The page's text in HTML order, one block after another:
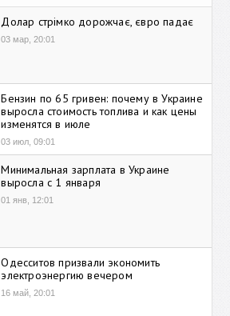
Долар стрімко дорожчає, євро падає
03 мар, 20:01
Бензин по 65 гривен: почему в Украине
выросла стоимость топлива и как цены
изменятся в июле
03 июл, 09:01
Минимальная зарплата в Украине
выросла с 1 января
01 янв, 12:01
Одесситов призвали экономить
электроэнергию вечером
16 май, 20:01